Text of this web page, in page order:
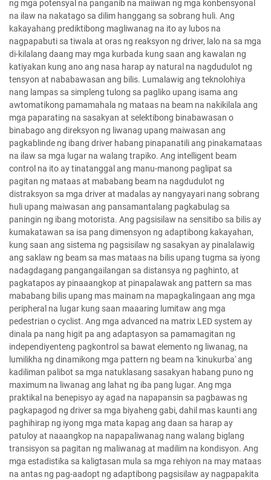
ng mga potensyal na panganib na maiiwan ng mga konbensyonal
na ilaw na nakatago sa dilim hanggang sa sobrang huli. Ang
kakayahang prediktibong magliwanag na ito ay lubos na
nagpapabuti sa tiwala at oras ng reaksyon ng driver, lalo na sa mga
di-kilalang daang may mga kurbada kung saan ang kawalan ng
katiyakan kung ano ang nasa harap ay natural na nagdudulot ng
tensyon at nababawasan ang bilis. Lumalawig ang teknolohiya
nang lampas sa simpleng tulong sa pagliko upang isama ang
awtomatikong pamamahala ng mataas na beam na nakikilala ang
mga paparating na sasakyan at selektibong binabawasan o
binabago ang direksyon ng liwanag upang maiwasan ang
pagkablinde ng ibang driver habang pinapanatili ang pinakamataas
na ilaw sa mga lugar na walang trapiko. Ang intelligent beam
control na ito ay tinatanggal ang manu-manong paglipat sa
pagitan ng mataas at mababang beam na nagdudulot ng
distraksyon sa mga driver at madalas ay nangyayari nang sobrang
huli upang maiwasan ang pansamantalang pagkabulag sa
paningin ng ibang motorista. Ang pagsisilaw na sensitibo sa bilis ay
kumakatawan sa isa pang dimensyon ng adaptibong kakayahan,
kung saan ang sistema ng pagsisilaw ng sasakyan ay pinalalawig
ang saklaw ng beam sa mas mataas na bilis upang tugma sa iyong
nadagdagang pangangailangan sa distansya ng paghinto, at
pagkatapos ay pinaaangkop at pinapalawak ang pattern sa mas
mababang bilis upang mas mainam na mapagkalingaan ang mga
peripheral na lugar kung saan maaaring lumitaw ang mga
pedestrian o cyclist. Ang mga advanced na matrix LED system ay
dinala pa nang higit pa ang adaptasyon sa pamamagitan ng
independiyenteng pagkontrol sa bawat elemento ng liwanag, na
lumilikha ng dinamikong mga pattern ng beam na 'kinukurba' ang
kadiliman palibot sa mga natuklasang sasakyan habang puno ng
maximum na liwanag ang lahat ng iba pang lugar. Ang mga
praktikal na benepisyo ay agad na napapansin sa pagbawas ng
pagkapagod ng driver sa mga biyaheng gabi, dahil mas kaunti ang
paghihirap ng iyong mga mata kapag ang daan sa harap ay
patuloy at naaangkop na napapaliwanag nang walang biglang
transisyon sa pagitan ng maliwanag at madilim na kondisyon. Ang
mga estadistika sa kaligtasan mula sa mga rehiyon na may mataas
na antas ng pag-aadopt ng adaptibong pagsisilaw ay nagpapakita